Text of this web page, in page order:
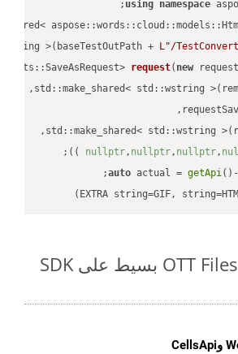
using namespace
>(baseTestOutPath + L"/
request( new
nullptr, nullptr, nullptr,
))
;
auto actual = getApi()-
تحويل OTT Files to GIF بسيط على SDK